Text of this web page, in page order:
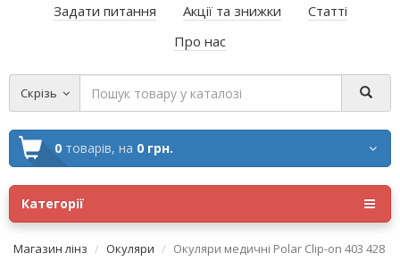
Задати питання Акції та знижки
Статті
Про нас
Скрізь
0 товарів, на 0 грн.
Категорії
Магазин лінз Окуляри Окуляри медичні Polar Clip-on 403 428